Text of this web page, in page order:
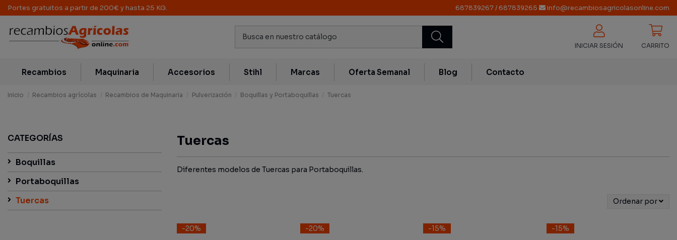
Portes gratuitos a partir de 200€ y hasta 25 KG. 687839267/687839265 info@recambiosagricolasonline.com
INICIAR SESIÓN CARRITO
Recambios Maquinaria Accesorios Stihl Marcas Oferta Semanal Blog Contacto
Inicio Recambios agrícolas Recambios de Maquinaria Pulverización Boquillas y Portaboquillas Tuercas
Tuercas
Diferentes modelos de Tuercas para Portaboquillas.
Ordenar por
-20% -20% -15% -15%
CATEGORÍAS
Boquillas
Portaboquillas
Tuercas